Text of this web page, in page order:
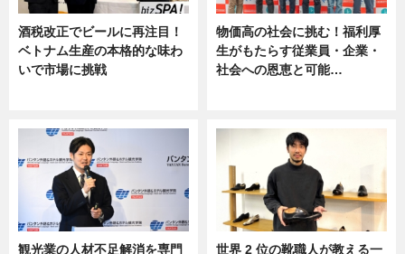
酒税改正でビールに再注目！
ベトナム生産の本格的な味わ
いで市場に挑戦
物価高の社会に挑む！福利厚
生がもたらす従業員・企業・
社会への恩恵と可能…
観光業の人材不足解消を専門 世界 2 位の靴職人が教える一